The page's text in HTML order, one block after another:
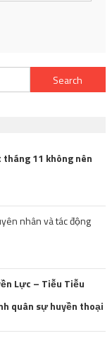
Search
for:
11 không nên
nhân và tác động
Lực – Tiễu Tiễu
quân sự huyền thoại